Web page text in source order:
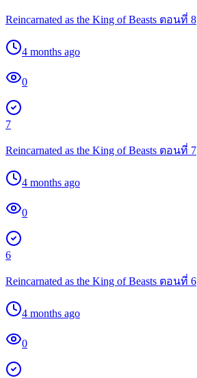
Reincarnated as the King of Beasts ตอนที่ 8
4 months ago
0
7
Reincarnated as the King of Beasts ตอนที่ 7
4 months ago
0
6
Reincarnated as the King of Beasts ตอนที่ 6
4 months ago
0